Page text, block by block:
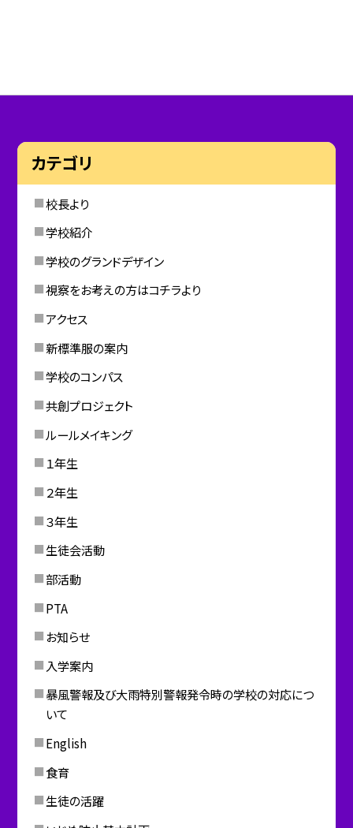
カテゴリ
校長より
学校紹介
学校のグランドデザイン
視察をお考えの方はコチラより
アクセス
新標準服の案内
学校のコンパス
共創プロジェクト
ルールメイキング
１年生
２年生
３年生
生徒会活動
部活動
PTA
お知らせ
入学案内
暴風警報及び大雨特別警報発令時の学校の対応につ
いて
English
食育
生徒の活躍